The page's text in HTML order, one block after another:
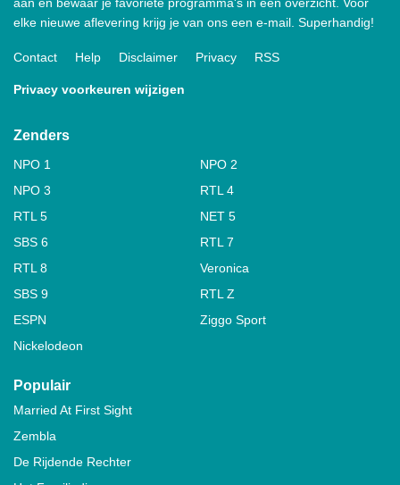
aan en bewaar je favoriete programma's in één overzicht. Voor
elke nieuwe aflevering krijg je van ons een e-mail. Superhandig!
Contact Help Disclaimer Privacy RSS
Privacy voorkeuren wijzigen
Zenders
NPO 1
NPO 2
NPO 3
RTL 4
RTL 5
NET 5
SBS 6
RTL 7
RTL 8
Veronica
SBS 9
RTL Z
ESPN
Ziggo Sport
Nickelodeon
Populair
Married At First Sight
Zembla
De Rijdende Rechter